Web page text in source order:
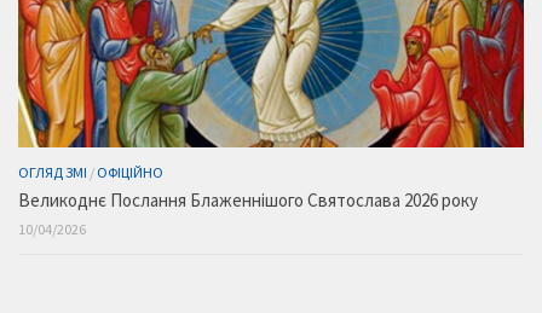
ОГЛЯД ЗМІ / ОФІЦІЙНО
Великоднє Послання Блаженнішого Святослава 2026 року
10/04/2026